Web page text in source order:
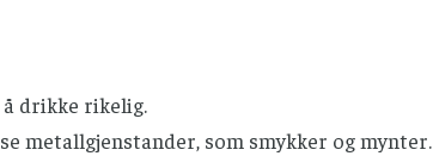
drikke rikelig.
metallgjenstander, som smykker og mynter.